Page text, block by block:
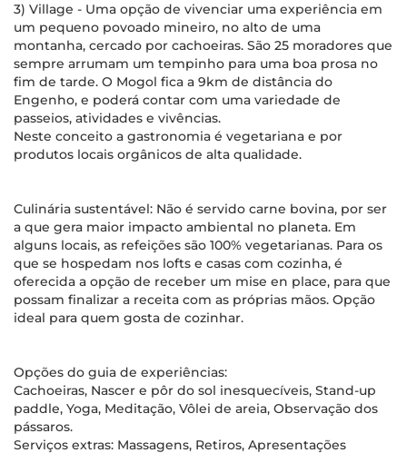
3) Village - Uma opção de vivenciar uma experiência em
um pequeno povoado mineiro, no alto de uma
montanha, cercado por cachoeiras. São 25 moradores que
sempre arrumam um tempinho para uma boa prosa no
fim de tarde. O Mogol fica a 9km de distância do
Engenho, e poderá contar com uma variedade de
passeios, atividades e vivências.
Neste conceito a gastronomia é vegetariana e por
produtos locais orgânicos de alta qualidade.
Culinária sustentável: Não é servido carne bovina, por ser
a que gera maior impacto ambiental no planeta. Em
alguns locais, as refeições são 100% vegetarianas. Para os
que se hospedam nos lofts e casas com cozinha, é
oferecida a opção de receber um mise en place, para que
possam finalizar a receita com as próprias mãos. Opção
ideal para quem gosta de cozinhar.
Opções do guia de experiências:
Cachoeiras, Nascer e pôr do sol inesquecíveis, Stand-up
paddle, Yoga, Meditação, Vôlei de areia, Observação dos
pássaros.
Serviços extras: Massagens, Retiros, Apresentações